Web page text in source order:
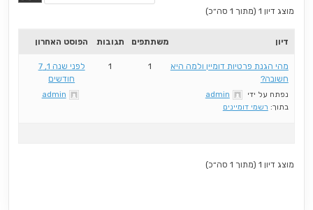
מוצג דיון 1 (מתוך 1 סה״כ)
דיון משתתפים תגובות הפוסט האחרון
מהי הגנת פרטיות דומיין ולמה היא
חשובה?
נפתח על ידי
admin
בתוך: רשמי דומיינים
1
1
לפני שנה 1, 7
חודשים
admin
מוצג דיון 1 (מתוך 1 סה״כ)